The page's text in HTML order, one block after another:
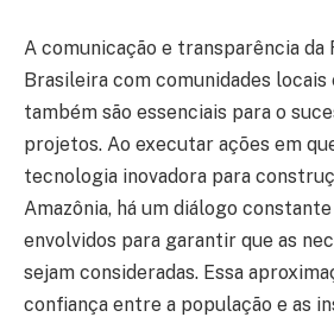
A comunicação e transparência da
Brasileira com comunidades locais
também são essenciais para o
projetos. Ao executar ações em
tecnologia inovadora para
Amazônia, há um diálogo
envolvidos para garantir que as
sejam consideradas. Essa
confiança entre a população e as